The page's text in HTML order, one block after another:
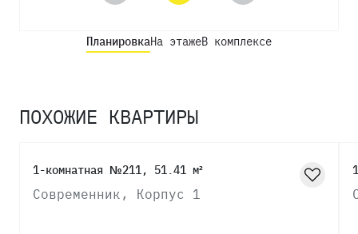
ПланировкаНа этажеВ комплексе
ПОХОЖИЕ КВАРТИРЫ
1-комнатная №211, 51.41 м²
Современник, Корпус 1